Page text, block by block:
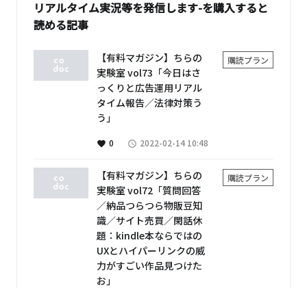
リアルタイム実況等を発信します-を購入すると
読める記事
【有料マガジン】ちらの
実験室 vol73「今日はさ
っくりと広告運用リアル
タイム報告／法律対策う
う」
購読プラン
favorite 0 access_time 2022-02-14 10:48
【有料マガジン】ちらの
実験室 vol72「質問回答
／納品つらつら物販豆知
識／サイト売買／閑話休
題：kindle本ならではの
UXとハイパーリンクの威
力がすごい作品見つけた
お」
購読プラン